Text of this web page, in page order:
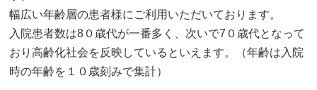
幅広い年齢層の患者様にご利用いただいております。
入院患者数は8０歳代が一番多く、次いで7０歳代となって
おり高齢化社会を反映しているといえます。（年齢は入院
時の年齢を１０歳刻みで集計）